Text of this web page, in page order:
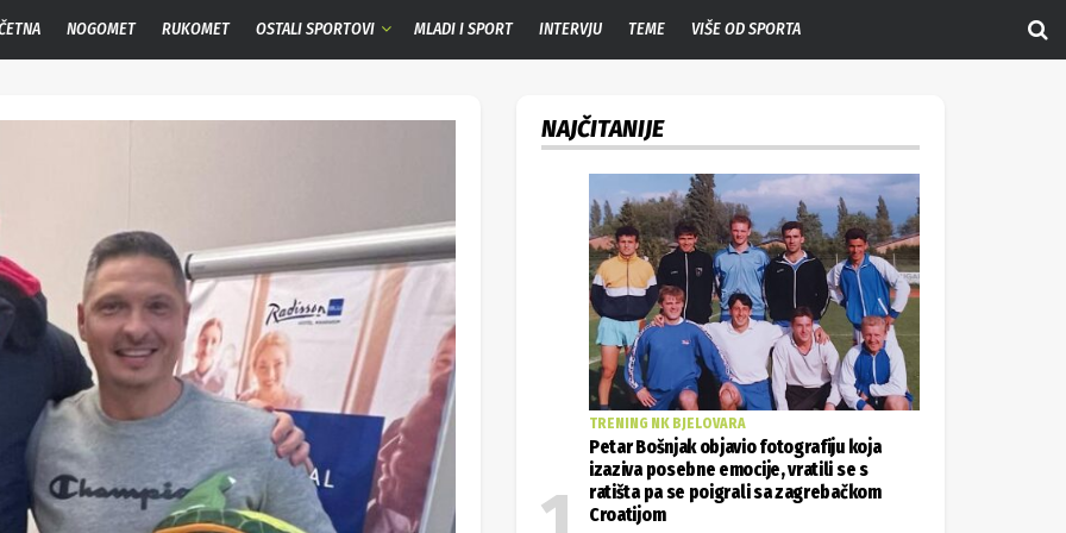
NOGOMET RUKOMET OSTALI SPORTOVI MLADI I SPORT INTERVJU TEME VIŠE OD SPORTA
NAJČITANIJE
TRENING NK BJELOVARA
Petar Bošnjak objavio fotografiju koja
izaziva posebne emocije, vratili se s
ratišta pa se poigrali sa zagrebačkom
Croatijom